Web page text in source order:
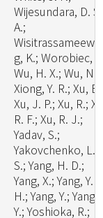
Wijesundara, D. S.
A.;
g, K.; Worobiec,
Wu, H. X.; Wu, N.;
Xiong, Y. R.; Xu,
Xu, J. P.; Xu, R.;
R. F.; Xu, R. J.;
Yadav, S.;
Yakovchenko, L.
S.; Yang, H. D.;
Yang, X.; Yang, Y.
H.; Yang, Y.; Yang,
Y.; Yoshioka, R.;